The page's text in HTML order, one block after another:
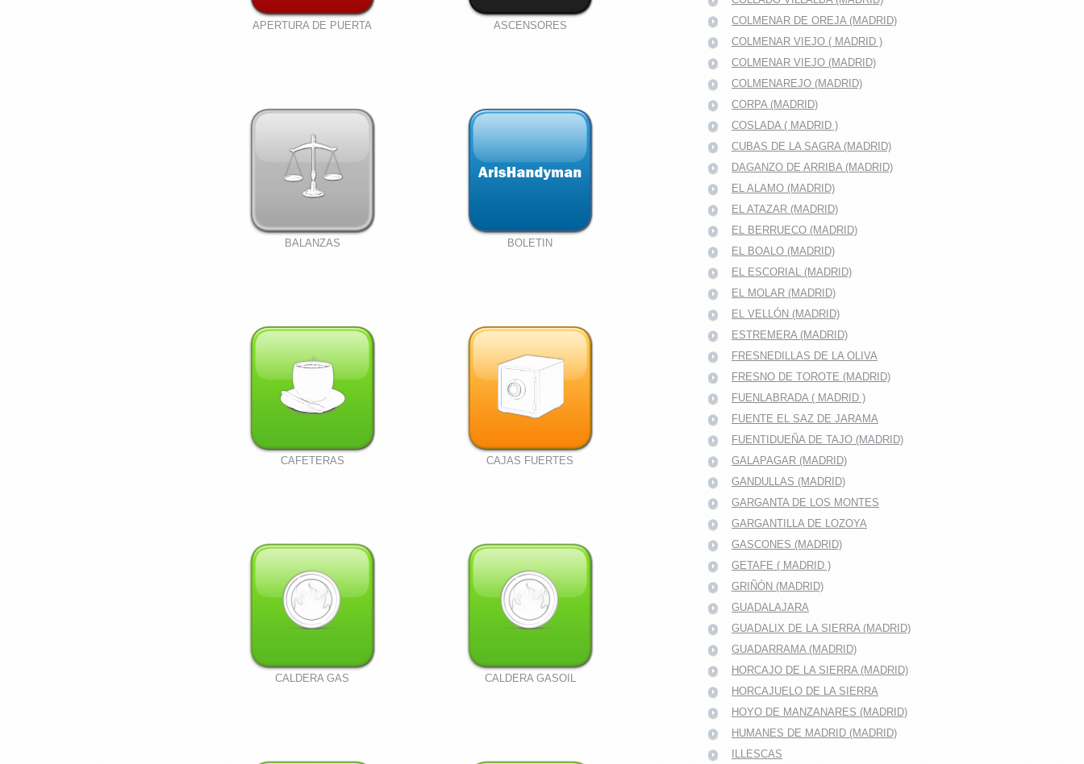
APERTURA DE PUERTA ASCENSORES
BALANZAS BOLETIN
CAFETERAS CAJAS FUERTES
CALDERA GAS CALDERA GASOIL
COLMENAR DE OREJA (MADRID)
COLMENAR VIEJO ( MADRID )
COLMENAR VIEJO (MADRID)
COLMENAREJO (MADRID)
CORPA (MADRID)
COSLADA ( MADRID )
CUBAS DE LA SAGRA (MADRID)
DAGANZO DE ARRIBA (MADRID)
EL ALAMO (MADRID)
EL ATAZAR (MADRID)
EL BERRUECO (MADRID)
EL BOALO (MADRID)
EL ESCORIAL (MADRID)
EL MOLAR (MADRID)
EL VELLÓN (MADRID)
ESTREMERA (MADRID)
FRESNEDILLAS DE LA OLIVA
FRESNO DE TOROTE (MADRID)
FUENLABRADA ( MADRID )
FUENTE EL SAZ DE JARAMA
FUENTIDUEÑA DE TAJO (MADRID)
GALAPAGAR (MADRID)
GANDULLAS (MADRID)
GARGANTA DE LOS MONTES
GARGANTILLA DE LOZOYA
GASCONES (MADRID)
GETAFE ( MADRID )
GRIÑÓN (MADRID)
GUADALAJARA
GUADALIX DE LA SIERRA (MADRID)
GUADARRAMA (MADRID)
HORCAJO DE LA SIERRA (MADRID)
HORCAJUELO DE LA SIERRA
HOYO DE MANZANARES (MADRID)
HUMANES DE MADRID (MADRID)
ILLESCAS